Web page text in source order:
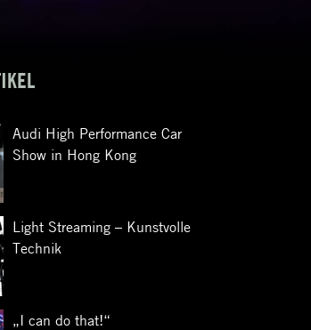
Audi High Performance Car
Show in Hong Kong
Light Streaming – Kunstvolle
Technik
„I can do that!“